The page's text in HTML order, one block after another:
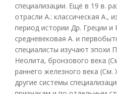
специализации. Ещё в 19 в.
отрасли А.: классическая А.,
период истории Др. Греции и
средневековая А. и
специалисты изучают эпохи
Неолита, бронзового века
раннего железного века (См.
другие системы